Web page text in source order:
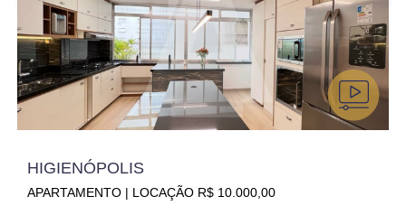
HIGIENÓPOLIS
APARTAMENTO | LOCAÇÃO R$ 10.000,00